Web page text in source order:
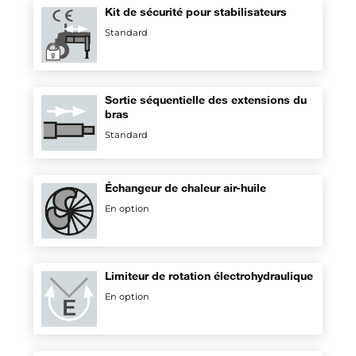
Kit de sécurité pour stabilisateurs
Standard
Sortie séquentielle des extensions du
bras
Standard
Échangeur de chaleur air-huile
En option
Limiteur de rotation électrohydraulique
En option